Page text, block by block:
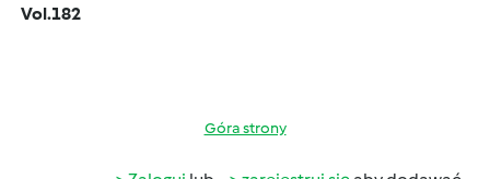
Vol.182
Góra strony